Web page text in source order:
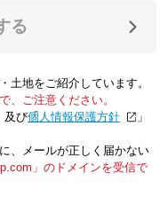
る
土地をご紹介しています。
、ご注意ください。
及び「個人情報保護方針
」
、メールが正しく届かない
」のドメインを受信で